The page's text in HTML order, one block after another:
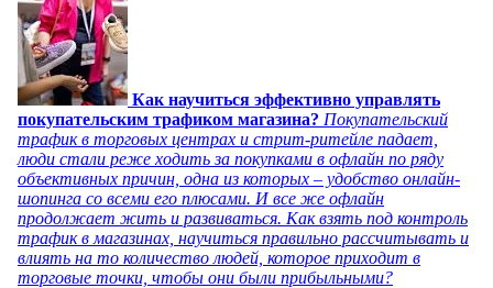
Как научиться эффективно управлять
покупательским трафиком магазина? Покупательский
трафик в торговых центрах и стрит-ритейле падает,
люди стали реже ходить за покупками в офлайн по ряду
объективных причин, одна из которых – удобство онлайн-
шопинга со всеми его плюсами. И все же офлайн
продолжает жить и развиваться. Как взять под контроль
трафик в магазинах, научиться правильно рассчитывать и
влиять на то количество людей, которое приходит в
торговые точки, чтобы они были прибыльными?